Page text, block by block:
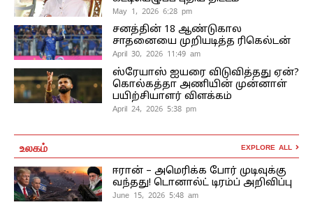
May 1, 2026 6:28 pm
சனத்தின் 18 ஆண்டுகால
சாதனையை முறியடித்த ரிகெல்டன்
April 30, 2026 11:49 am
ஸ்ரேயாஸ் ஐயரை விடுவித்தது ஏன்?
கொல்கத்தா அணியின் முன்னாள்
பயிற்சியாளர் விளக்கம்
April 24, 2026 5:38 pm
உலகம் EXPLORE ALL
ஈரான் – அமெரிக்க போர் முடிவுக்கு
வந்தது! டொனால்ட் டிரம்ப் அறிவிப்பு
June 15, 2026 5:48 am